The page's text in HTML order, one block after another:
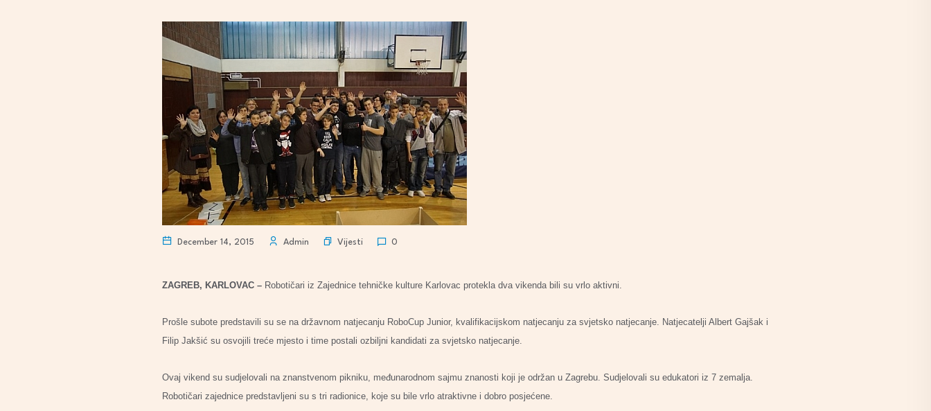
December 14, 2015 Admin Vijesti 0
ZAGREB, KARLOVAC – Robotičari iz Zajednice tehničke kulture Karlovac protekla dva vikenda bili su vrlo aktivni.
Prošle subote predstavili su se na državnom natjecanju RoboCup Junior, kvalifikacijskom natjecanju za svjetsko natjecanje. Natjecatelji Albert Gajšak i
Filip Jakšić su osvojili treće mjesto i time postali ozbiljni kandidati za svjetsko natjecanje.
Ovaj vikend su sudjelovali na znanstvenom pikniku, međunarodnom sajmu znanosti koji je održan u Zagrebu. Sudjelovali su edukatori iz 7 zemalja.
Robotičari zajednice predstavljeni su s tri radionice, koje su bile vrlo atraktivne i dobro posjećene.